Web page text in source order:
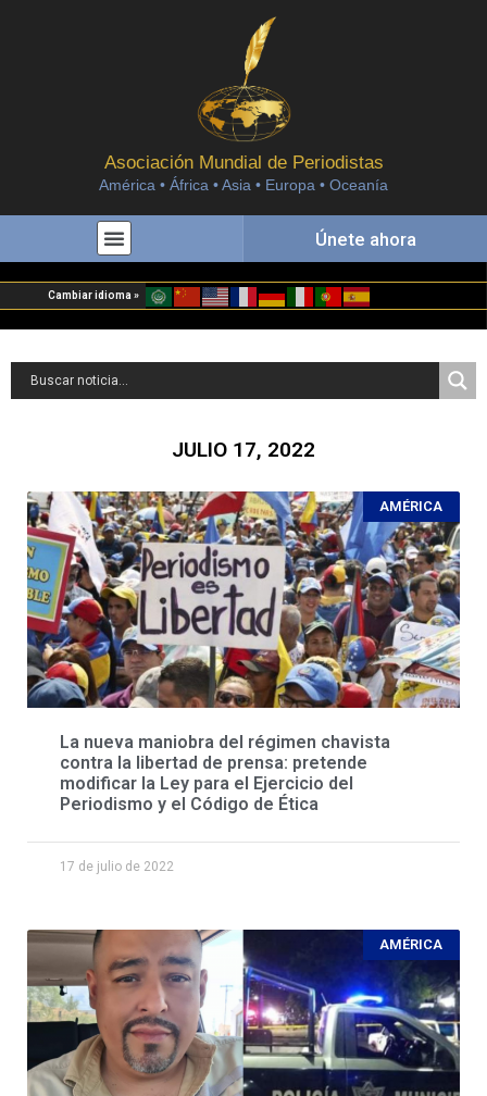
Asociación Mundial de Periodistas
América • África • Asia • Europa • Oceanía
Únete ahora
Cambiar idioma »
JULIO 17, 2022
AMÉRICA
La nueva maniobra del régimen chavista
contra la libertad de prensa: pretende
modificar la Ley para el Ejercicio del
Periodismo y el Código de Ética
17 de julio de 2022
AMÉRICA